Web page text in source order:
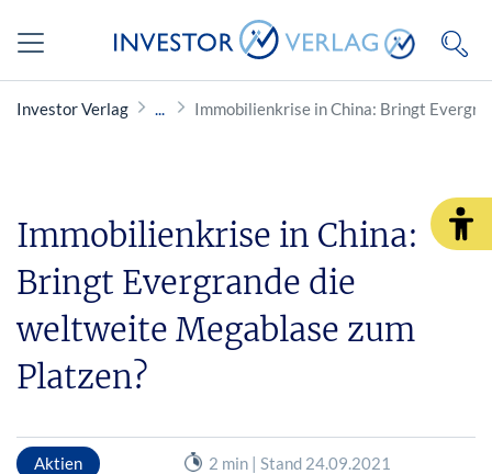
Investor Verlag Immobilienkrise in China: Bringt
Immobilienkrise in China:
Bringt Evergrande die
weltweite Megablase zum
Platzen?
Aktien
2 min | Stand 24.09.2021